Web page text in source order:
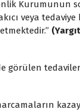
Kurumunun
veya
görülen